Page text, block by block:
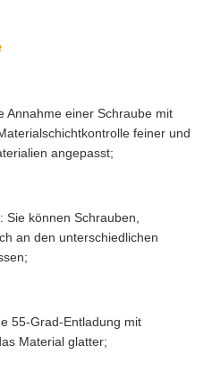
Annahme einer Schraube mit
feiner und
angepasst;
können Schrauben,
an den unterschiedlichen
55-Grad-Entladung mit
Material glatter;